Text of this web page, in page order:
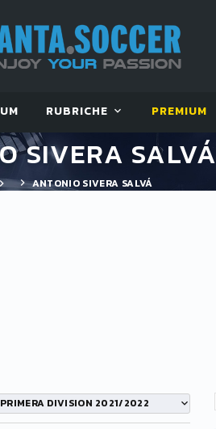
RUBRICHE PREMIUM
SIVERA SALVÁ
ANTONIO SIVERA SALVÁ
PRIMERA DIVISION 2021/2022